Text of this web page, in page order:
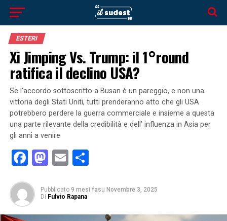
ESTERI
Xi Jimping Vs. Trump: il 1°round
ratifica il declino USA?
Se l’accordo sottoscritto a Busan è un pareggio, e non una
vittoria degli Stati Uniti, tutti prenderanno atto che gli USA
potrebbero perdere la guerra commerciale e insieme a questa
una parte rilevante della credibilità e dell’ influenza in Asia per
gli anni a venire
Facebook
Mastodon
EmailCondividi
Pubblicato 9 mesi fasu Novembre 3, 2025
Di Fulvio Rapana